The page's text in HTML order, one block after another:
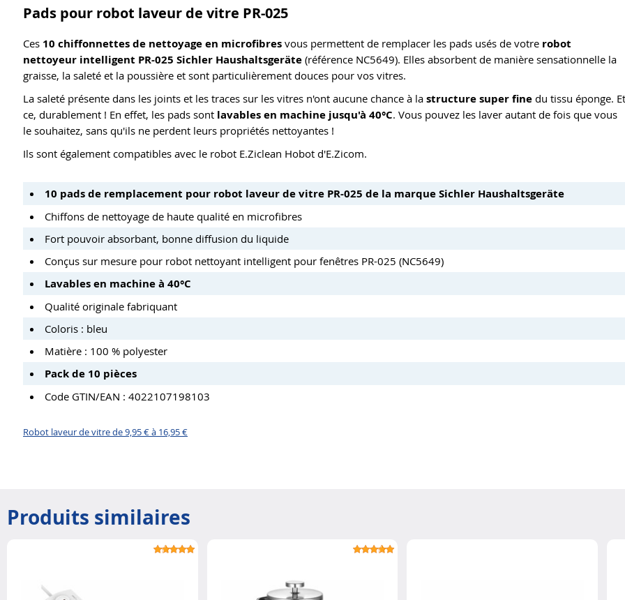
Pads pour robot laveur de vitre PR-025
Ces 10 chiffonnettes de nettoyage en microfibres vous permettent de remplacer les pads usés de votre robot
nettoyeur intelligent PR-025 Sichler Haushaltsgeräte (référence NC5649). Elles absorbent de manière sensationnelle la
graisse, la saleté et la poussière et sont particulièrement douces pour vos vitres.
La saleté présente dans les joints et les traces sur les vitres n'ont aucune chance à la structure super fine du tissu éponge. Et
ce, durablement ! En effet, les pads sont lavables en machine jusqu'à 40°C. Vous pouvez les laver autant de fois que vous
le souhaitez, sans qu'ils ne perdent leurs propriétés nettoyantes !
Ils sont également compatibles avec le robot E.Ziclean Hobot d'E.Zicom.
10 pads de remplacement pour robot laveur de vitre PR-025 de la marque Sichler Haushaltsgeräte
Chiffons de nettoyage de haute qualité en microfibres
Fort pouvoir absorbant, bonne diffusion du liquide
Conçus sur mesure pour robot nettoyant intelligent pour fenêtres PR-025 (NC5649)
Lavables en machine à 40°C
Qualité originale fabriquant
Coloris : bleu
Matière : 100 % polyester
Pack de 10 pièces
Code GTIN/EAN : 4022107198103
Robot laveur de vitre de 9,95 € à 16,95 €
Produits similaires